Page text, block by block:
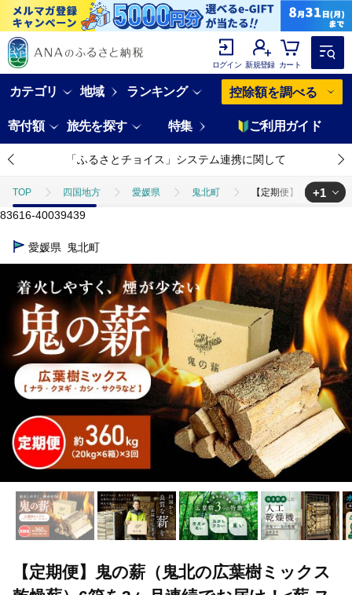
ログイン 新規登録 カート
カテゴリ 地域 ランキング 控除額を調べる
寄付額 旅先を探す 特集 ご利用ガイド
「ふるさとチョイス」システム連携に関して
TOP 四国地方 愛媛県 鬼北町 【定期便】鬼の薪（
TOP 日用品・雑貨
+1
83616-40039439
愛媛県 鬼北町
【定期便】鬼の薪（鬼北の広葉樹ミックス